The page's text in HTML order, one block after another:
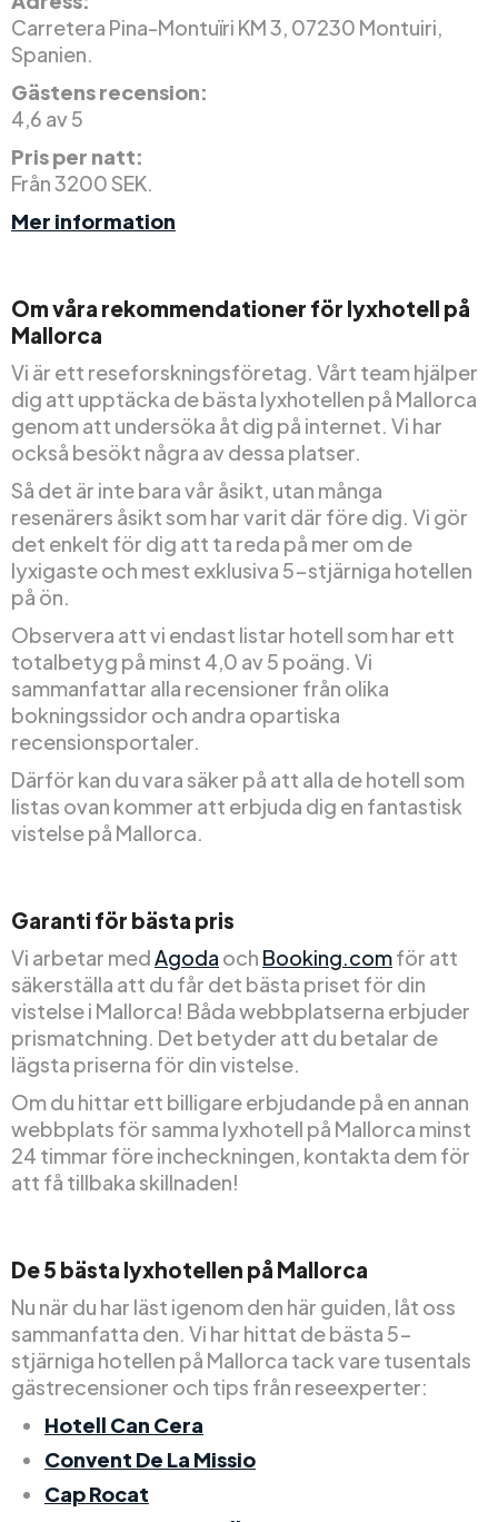
Carretera Pina-Montuïri KM 3, 07230 Montuiri,
Spanien.
Gästens recension:
4,6 av 5
Pris per natt:
Från 3200 SEK.
Mer information
Om våra rekommendationer för lyxhotell på
Mallorca
Vi är ett reseforskningsföretag. Vårt team hjälper
dig att upptäcka de bästa lyxhotellen på Mallorca
genom att undersöka åt dig på internet. Vi har
också besökt några av dessa platser.
Så det är inte bara vår åsikt, utan många
resenärers åsikt som har varit där före dig. Vi gör
det enkelt för dig att ta reda på mer om de
lyxigaste och mest exklusiva 5-stjärniga hotellen
på ön.
Observera att vi endast listar hotell som har ett
totalbetyg på minst 4,0 av 5 poäng. Vi
sammanfattar alla recensioner från olika
bokningssidor och andra opartiska
recensionsportaler.
Därför kan du vara säker på att alla de hotell som
listas ovan kommer att erbjuda dig en fantastisk
vistelse på Mallorca.
Garanti för bästa pris
Vi arbetar medAgoda och Booking.comför att
säkerställa att du får det bästa priset för din
vistelse i Mallorca! Båda webbplatserna erbjuder
prismatchning. Det betyder att du betalar de
lägsta priserna för din vistelse.
Om du hittar ett billigare erbjudande på en annan
webbplats för samma lyxhotell på Mallorca minst
24 timmar före incheckningen, kontakta dem för
att få tillbaka skillnaden!
De 5 bästa lyxhotellen på Mallorca
Nu när du har läst igenom den här guiden, låt oss
sammanfatta den. Vi har hittat de bästa 5-
stjärniga hotellen på Mallorca tack vare tusentals
gästrecensioner och tips från reseexperter:
Hotell Can Cera
Convent De La Missio
Cap Rocat